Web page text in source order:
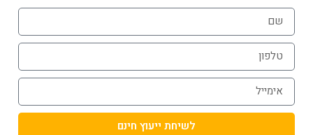
לשיחת ייעוץ חינם